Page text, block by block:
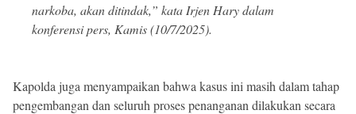
narkoba, akan ditindak,” kata Irjen Hary dalam
konferensi pers, Kamis (10/7/2025).
Kapolda juga menyampaikan bahwa kasus ini masih dalam tahap
pengembangan dan seluruh proses penanganan dilakukan secara